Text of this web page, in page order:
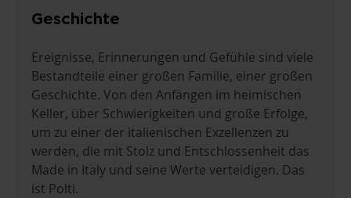
Geschichte
Ereignisse, Erinnerungen und Gefühle sind viele
Bestandteile einer großen Familie, einer großen
Geschichte. Von den Anfängen im heimischen
Keller, über Schwierigkeiten und große Erfolge,
um zu einer der italienischen Exzellenzen zu
werden, die mit Stolz und Entschlossenheit das
Made in Italy und seine Werte verteidigen. Das
ist Polti.